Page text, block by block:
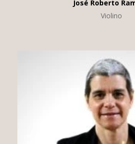
José Roberto
Violino